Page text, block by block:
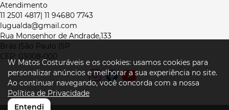
Atendimento
11 2501 4817| 11 94680 7743
lugualda@gmail.com
Rua Monsenhor de Andrade,133
Brás |São Paulo |SP
CEP: 03008-000
W Matos Costuráveis e os cookies: usamos cookies para
personalizar anúncios e melhorar a sua experiência no site.
Ao continuar navegando, você concorda com a nossa
Política de Privacidade
Entendi